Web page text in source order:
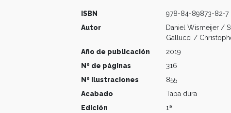
ISBN
978-84-89873-82-7
Autor
Daniel Wismeijer /
Gallucci /
Año de publicación
2019
Nº de páginas
316
Nº ilustraciones
855
Acabado
Tapa dura
Edición
1ª